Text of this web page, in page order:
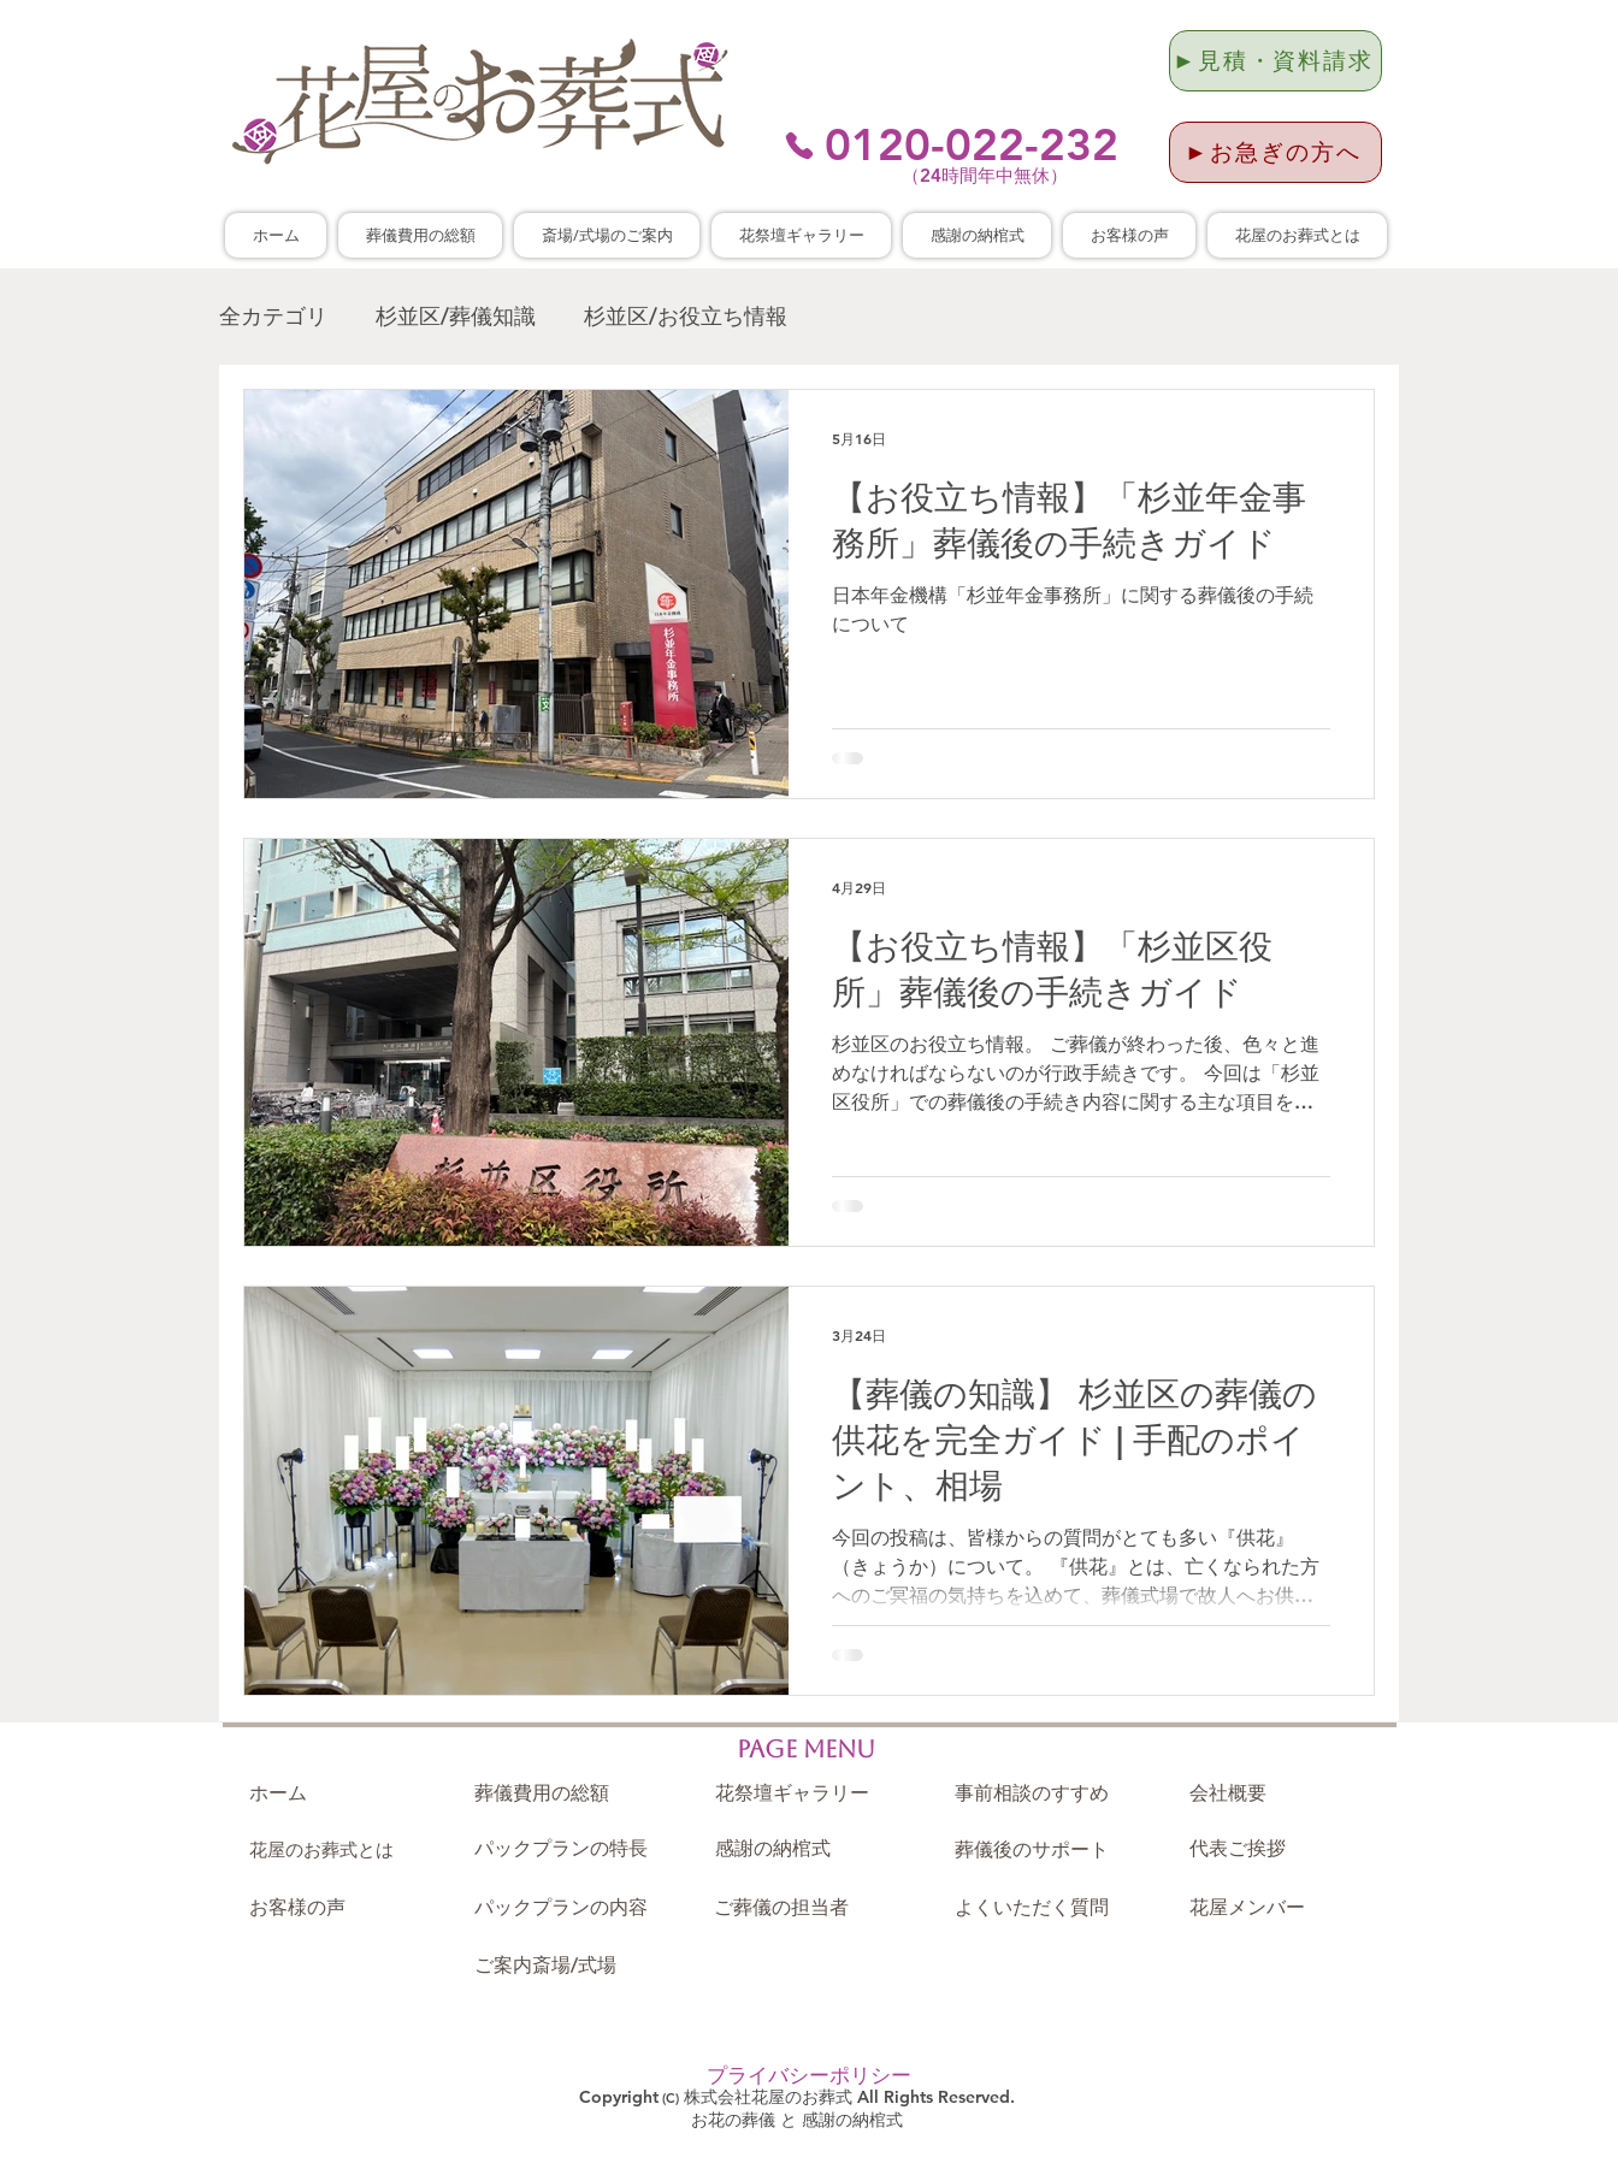
►見積・資料請求
0120-022-232
（24時間年中無休）
►お急ぎの方へ
ホーム 葬儀費用の総額 斎場/式場のご案内 花祭壇ギャラリー 感謝の納棺式 お客様の声 花屋のお葬式とは
全カテゴリ 杉並区/葬儀知識 杉並区/お役立ち情報
【お役立ち情報】「杉並年金事
務所」葬儀後の手続きガイド
日本年金機構「杉並年金事務所」に関する葬儀後の手続
について
5月16日
【お役立ち情報】「杉並区役
所」葬儀後の手続きガイド
杉並区のお役立ち情報。 ご葬儀が終わった後、色々と進
めなければならないのが行政手続きです。 今回は「杉並
区役所」での葬儀後の手続き内容に関する主な項目をま
主様＝葬儀代金を支払った人）に「葬祭費7万円」が支給
も「可」です。ご希望の際は役所に詳細を確認して下さ
収書の写し（申請者名等必須記載項目あり）、申請者へ
の振込先口座がわかるもの、念のための三文判（シャチ
ハタはＮＧ）、顔入りの身分証明書（「顔入り」がない
場合：健康保険証、年金手帳、クレジットーカード、住
民基本台帳カード（写真無し）、公共料金振込通知等）
＜七瀬の補足コメント＞ ・「葬祭費」という名称通り、
「葬祭」を実施した
4月29日
【葬儀の知識】 杉並区の葬儀の
供花を完全ガイド | 手配のポイ
ント、相場
今回の投稿は、皆様からの質問がとても多い『供花』
（きょうか）について。 『供花』とは、亡くなられた方
へのご冥福の気持ちを込めて、葬儀式場で故人へお供え
するお花のことです。 祭壇の両サイドに御札を立ててお
族・親しい友人・仕事関係者等が、諸事情により葬儀に
る方でも、「お花もお供えして欲しいから」という理由
いけないの？ 出さなければいけない、というルールはご
メ」というルールもございません。 ちなみに、「一対が
3月24日
Page Menu
ホーム 葬儀費用の総額
花屋のお葬式とは パックプランの特長
お客様の声 パックプランの内容
花祭壇ギャラリー
感謝の納棺式
ご葬儀の担当者
事前相談のすすめ 会社概要
葬儀後のサポート 代表ご挨拶
よくいただく質問 花屋メンバー
ご案内斎場/式場
プライバシーポリシー
Copyright (C) 株式会社花屋のお葬式 All Rights Reserved.​
お花の葬儀 と 感謝の納棺式